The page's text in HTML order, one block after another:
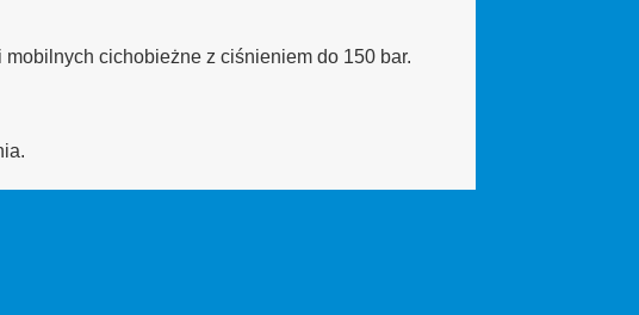
mobilnych cichobieżne z ciśnieniem do 150 bar.